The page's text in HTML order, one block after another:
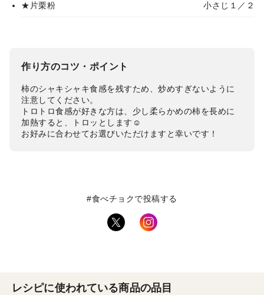
★片栗粉 小さじ１／２
作り方のコツ・ポイント
柿のシャキシャキ食感を残すため、炒めすぎないように
注意してください。
トロトロ食感が好きな方は、少し柔らかめの柿を長めに
加熱すると、トロッとします☺
お好みに合わせてお選びいただけますと幸いです！
#食べチョクで投稿する
レシピに使われている商品の品目